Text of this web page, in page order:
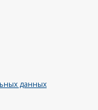
данных